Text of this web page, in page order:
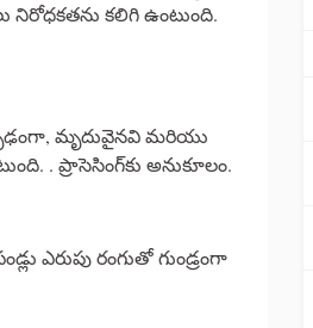
నిరోధకతను కలిగి ఉంటుంది.
దృఢంగా, మృదువైనవి మరియు
. ప్రాసెసింగ్‌కు అనుకూలం.
ఎరుపు రంగుతో గుండ్రంగా